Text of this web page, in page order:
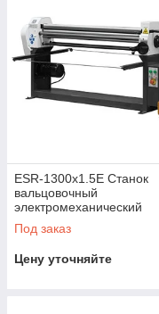
ESR-1300х1.5E Станок
вальцовочный
электромеханический
STALEX
Под заказ
Цену уточняйте